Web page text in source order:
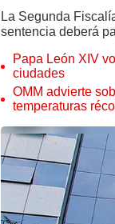
La Segunda
sentencia deberá
Papa León XIV
ciudades
OMM advierte
temperaturas